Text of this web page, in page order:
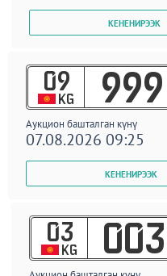
09
KG 999
Аукцион башталган күнү
07.08.2026 09:25
03
KG 003